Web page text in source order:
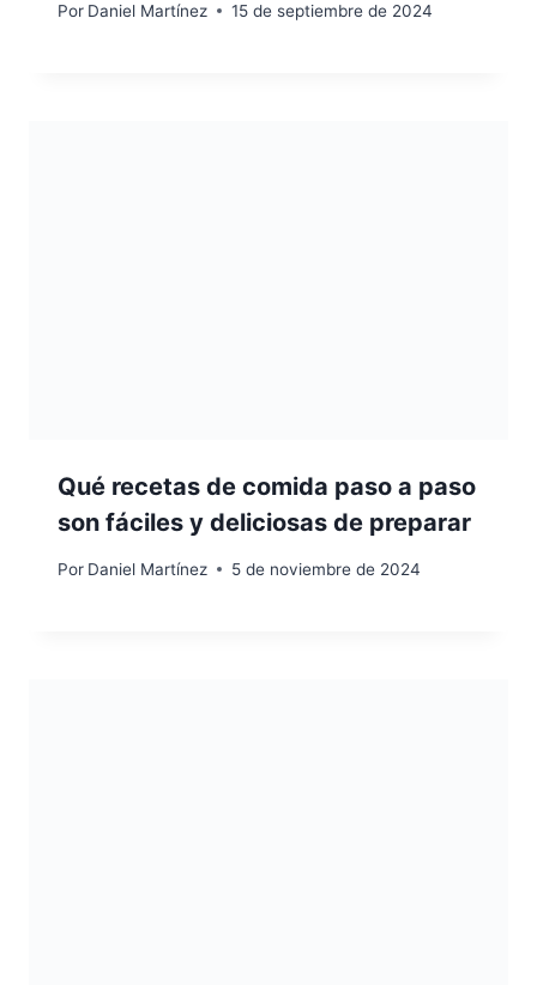
Por Daniel Martínez 15 de septiembre de 2024
Qué recetas de comida paso a paso
son fáciles y deliciosas de preparar
Por Daniel Martínez 5 de noviembre de 2024